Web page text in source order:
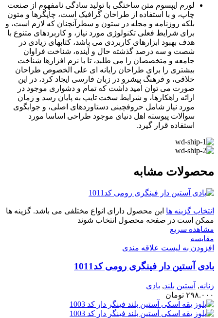
لورم ایپسوم متن ساختگی با تولید سادگی نامفهوم از صنعت
چاپ، و با استفاده از طراحان گرافیک است، چاپگرها و متون
بلکه روزنامه و مجله در ستون و سطرآنچنان که لازم است، و
برای شرایط فعلی تکنولوژی مورد نیاز، و کاربردهای متنوع با
هدف بهبود ابزارهای کاربردی می باشد، کتابهای زیادی در
شصت و سه درصد گذشته حال و آینده، شناخت فراوان
جامعه و متخصصان را می طلبد، تا با نرم افزارها شناخت
بیشتری را برای طراحان رایانه ای علی الخصوص طراحان
خلاقی، و فرهنگ پیشرو در زبان فارسی ایجاد کرد، در این
صورت می توان امید داشت که تمام و دشواری موجود در
ارائه راهکارها، و شرایط سخت تایپ به پایان رسد و زمان
مورد نیاز شامل حروفچینی دستاوردهای اصلی، و جوابگوی
سوالات پیوسته اهل دنیای موجود طراحی اساسا مورد
استفاده قرار گیرد.
محصولات مشابه
انتخاب گزینه ها این محصول دارای انواع مختلفی می باشد. گزینه ها
ممکن است در صفحه محصول انتخاب شوند
مشاهده سریع
مقایسه
افزودن به لیست علاقه مندی
بادی آستین دار فینگری رومی کد1011
زنانه, آستین بلند, بادی
۲۹۸.۰۰۰ تومان